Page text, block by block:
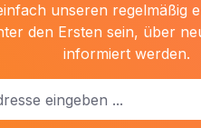
unseren regelmäßig
den Ersten sein, über
informiert werden.